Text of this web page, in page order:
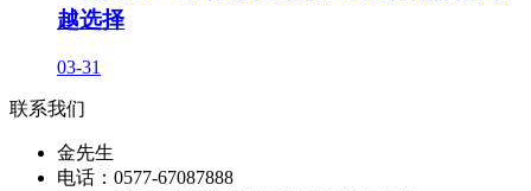
越选择
03-31
联系我们
金先生
电话：0577-67087888